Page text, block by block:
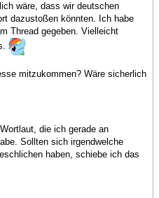
wäre, dass wir deutschen
dazustoßen könnten. Ich habe
Thread gegeben. Vielleicht
mitzukommen? Wäre sicherlich
die ich gerade an
Sollten sich irgendwelche
haben, schiebe ich das